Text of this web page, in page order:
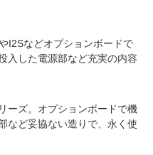
I2Sなどオプションボードで
入した電源部など充実の内容
ーズ。オプションボードで機
など妥協ない造りで、永く使